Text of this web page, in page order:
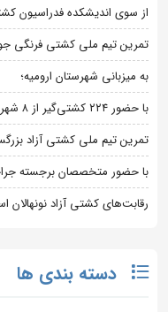
از سوی اندیشکده فدراسیون
تمرین تیم ملی کشتی فرنگی
به میزبانی شهرستان ارومیه؛
با حضور ۲۲۴ کشتی‌گیر از ۸ شهرستان؛
تمرین تیم ملی کشتی آزاد
با حضور متخصصان برجسته
رقابت‌های کشتی آزاد نونهالان
دسته بندی ها